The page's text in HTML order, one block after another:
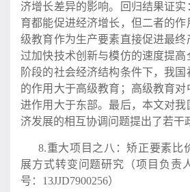
济增长差异的影响。回归结果证
育都能促进经济增长，但二者的
级教育作为生产要素直接促进最终
过加快技术创新与模仿的速度提
阶段的社会经济结构条件下，我
的作用大于高级教育；高级教育
进作用大于东部。最后，本文对
济发展的相互协调问题提出了若干
8.重大项目之八：矫正要素比
展方式转变问题研究（项目负责
号：13JJD7900256）